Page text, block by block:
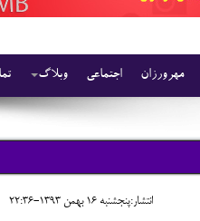
وبلاگ اجتماعی مهرورزان
انتشار:پنجشنبه 16 بهمن 1393-22:36